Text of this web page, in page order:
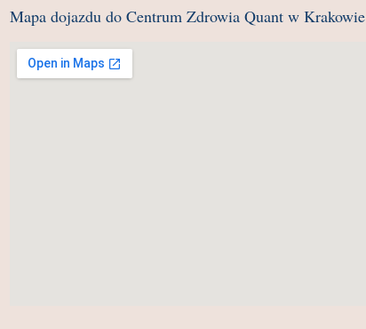
Mapa dojazdu do Centrum Zdrowia Quant w Krakowie